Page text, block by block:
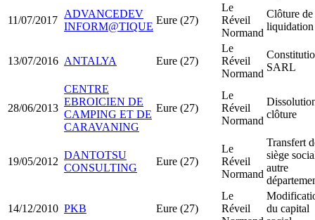
11/07/2017
ADVANCEDEV
INFORM@TIQUE
Eure (27)
Le
Réveil
Normand
Clôture de
liquidation
13/07/2016 ANTALYA Eure (27)
Le
Réveil
Normand
SARL
28/06/2013
CENTRE
EBROICIEN DE
CAMPING ET DE
CARAVANING
Eure (27)
Le
Réveil
Normand
clôture
19/05/2012
DANTOTSU
CONSULTING
Eure (27)
Le
Réveil
Normand
Transfert
siège
autre
14/12/2010 PKB Eure (27)
Le
Réveil
du capital